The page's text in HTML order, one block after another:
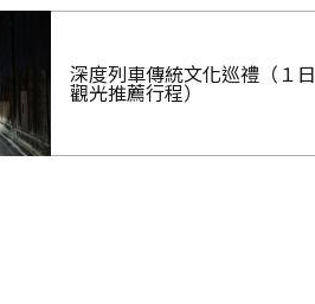
深度列車傳統文化巡禮（１
觀光推薦行程）